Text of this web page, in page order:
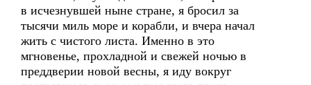
в исчезнувшей ныне стране, я бросил за
тысячи миль море и корабли, и вчера начал
жить с чистого листа. Именно в это
мгновенье, прохладной и свежей ночью в
преддверии новой весны, я иду вокруг